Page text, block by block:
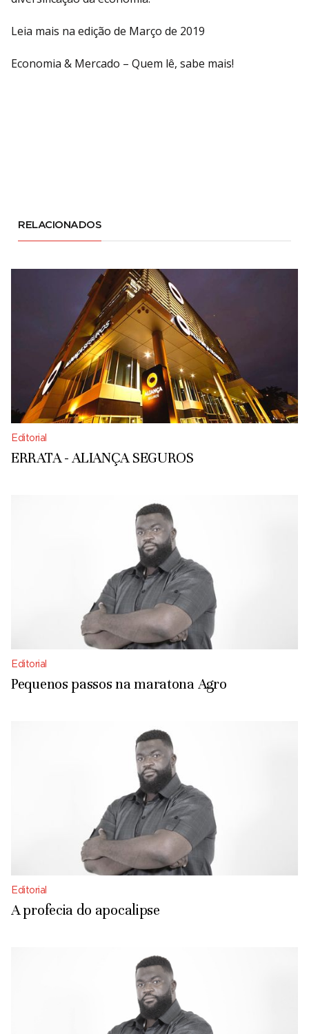
Leia mais na edição de Março de 2019
Economia & Mercado – Quem lê, sabe mais!
RELACIONADOS
Editorial
ERRATA - ALIANÇA SEGUROS
Editorial
Pequenos passos na maratona Agro
Editorial
A profecia do apocalipse